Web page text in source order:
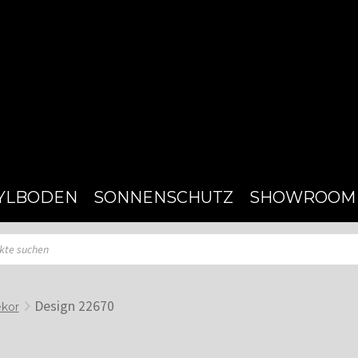
SONNENSCHUTZ SHOWROOM
Design 22670